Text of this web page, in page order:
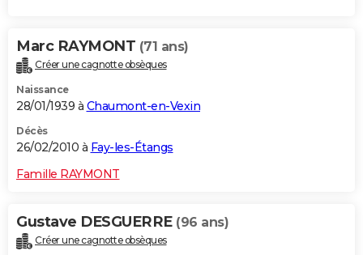
Marc RAYMONT (71 ans)
Créer une cagnotte obsèques
Naissance
28/01/1939 à Chaumont-en-Vexin
Décès
26/02/2010 à Fay-les-Étangs
Famille RAYMONT
Gustave DESGUERRE (96 ans)
Créer une cagnotte obsèques